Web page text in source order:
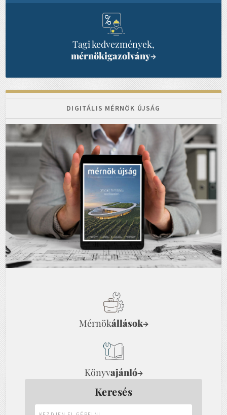
Tagi kedvezmények,
mérnökigazolvány→
DIGITÁLIS MÉRNÖK ÚJSÁG
Mérnökállások→
Könyvajánló→
Keresés